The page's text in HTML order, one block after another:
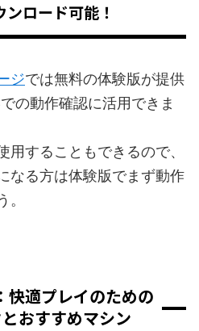
ロード可能！
ジでは無料の体験版が提供
の動作確認に活用できま
することもできるので、
なる方は体験版でまず動作
快適プレイのための
おすすめマシン